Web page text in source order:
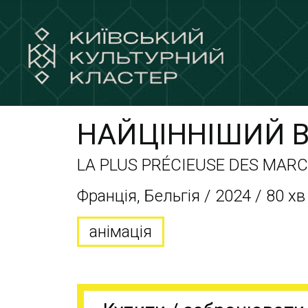
НАЙЦІННІШИЙ
LA PLUS PRÉCIEUSE DES
Франція, Бельгія / 2024 / 80 хв
анімація